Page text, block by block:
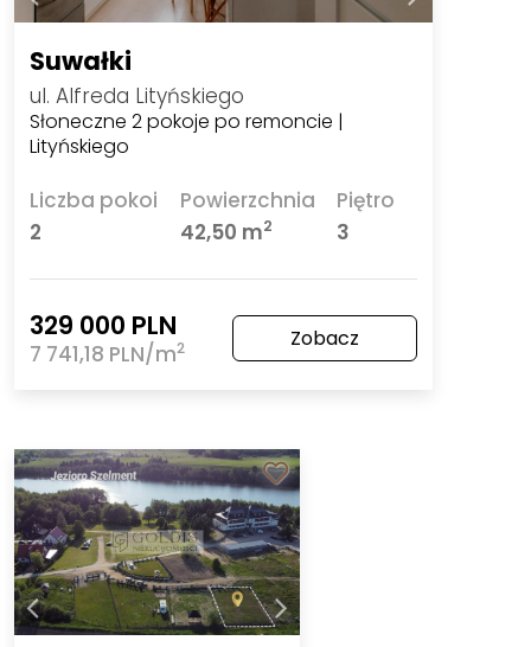
Suwałki
ul. Alfreda Lityńskiego
Słoneczne 2 pokoje po remoncie |
Lityńskiego
Liczba pokoi
2
Powierzchnia
42,50 m2
Piętro
3
329 000 PLN
7 741,18 PLN/m2 Zobacz